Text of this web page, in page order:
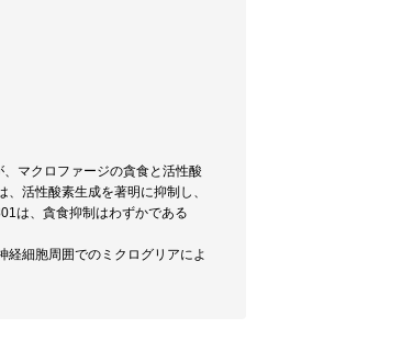
マクロファージの貪食と活性酸
活性酸素生成を著明に抑制し、
は、貪食抑制はわずかである
経細胞周囲でのミクログリアによ